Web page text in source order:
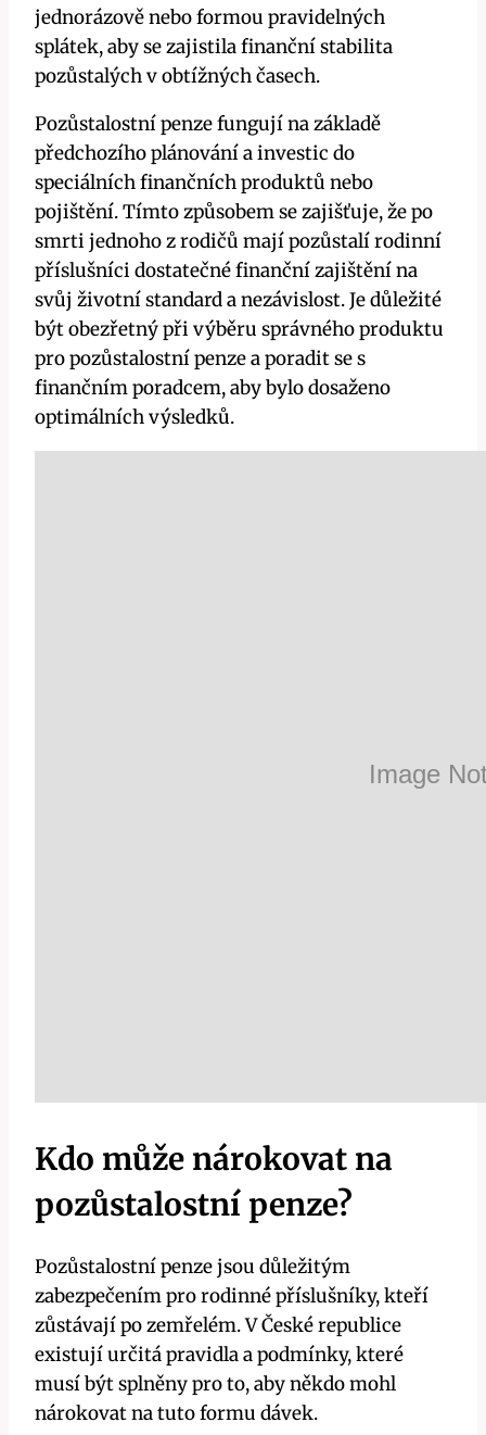
jednorázově nebo formou pravidelných
splátek, aby se zajistila finanční stabilita
pozůstalých v obtížných časech.
Pozůstalostní penze fungují na základě
předchozího plánování a investic do
speciálních finančních produktů nebo
pojištění. Tímto způsobem se zajišťuje, že po
smrti jednoho z rodičů mají pozůstalí rodinní
příslušníci dostatečné finanční zajištění na
svůj životní standard a nezávislost. Je důležité
být obezřetný při výběru správného produktu
pro pozůstalostní penze a poradit se s
finančním poradcem, aby bylo dosaženo
optimálních výsledků.
Kdo může nárokovat na
pozůstalostní penze?
Pozůstalostní penzejsou důležitým
zabezpečením pro rodinné příslušníky, kteří
zůstávají po zemřelém. V České republice
existují určitá pravidla a podmínky, které
musí být splněny pro to, aby někdo mohl
nárokovat na tuto formu dávek.